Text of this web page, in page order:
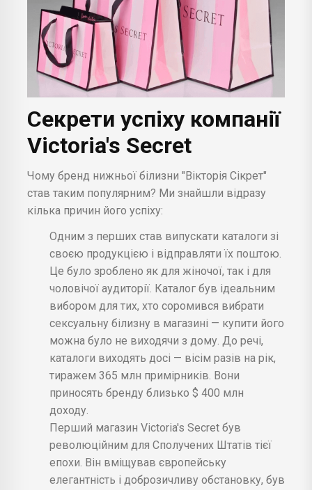
Секрети успіху компанії
Victoria's Secret
Чому бренд нижньої білизни "Вікторія Сікрет"
став таким популярним? Ми знайшли відразу
кілька причин його успіху:
Одним з перших став випускати каталоги зі
своєю продукцією і відправляти їх поштою.
Це було зроблено як для жіночої, так і для
чоловічої аудиторії. Каталог був ідеальним
вибором для тих, хто соромився вибрати
сексуальну білизну в магазині — купити його
можна було не виходячи з дому. До речі,
каталоги виходять досі — вісім разів на рік,
тиражем 365 млн примірників. Вони
приносять бренду близько $ 400 млн
доходу.
Перший магазин Victoria's Secret був
революційним для Сполучених Штатів тієї
епохи. Він вміщував європейську
елегантність і доброзичливу обстановку, був